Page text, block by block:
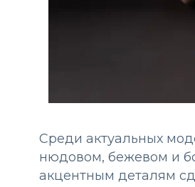
Среди актуальных
нюдовом, бежевом и
акцентным деталям